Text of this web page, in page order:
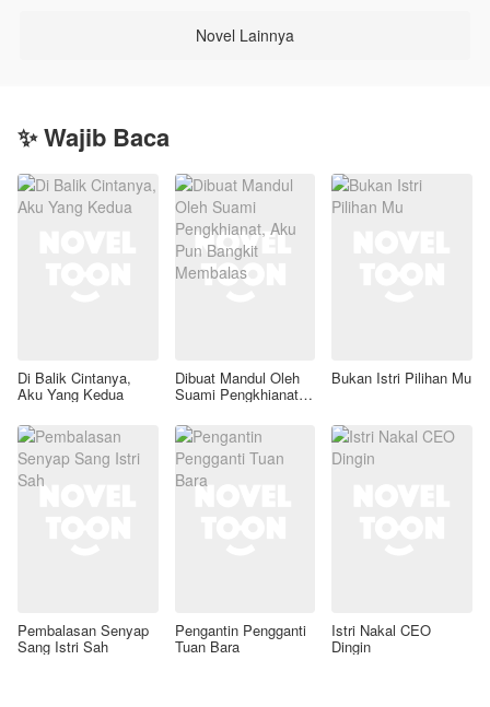
Novel Lainnya
✨ Wajib Baca
Di Balik Cintanya,
Aku Yang Kedua
Dibuat Mandul Oleh
Suami Pengkhianat,
Membalas
Bukan Istri Pilihan Mu
Pembalasan Senyap
Sang Istri Sah
Pengantin Pengganti
Tuan Bara
Istri Nakal CEO
Dingin